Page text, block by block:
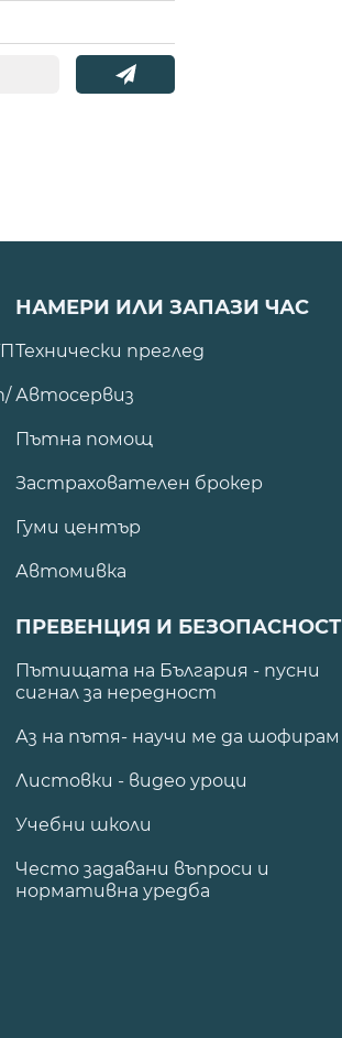
НАМЕРИ ИЛИ ЗАПАЗИ ЧАС
Технически преглед
Автосервиз
Пътна помощ
Застрахователен брокер
Гуми център
Автомивка
ПРЕВЕНЦИЯ И БЕЗОПАСНОСТ
Пътищата на България - пусни
сигнал за нередност
Аз на пътя- научи ме да шофирам
Листовки - видео уроци
Учебни школи
Често задавани въпроси и
нормативна уредба